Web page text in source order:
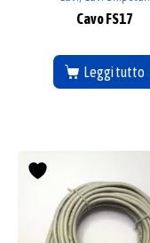
Cavo FS17
Leggi tutto